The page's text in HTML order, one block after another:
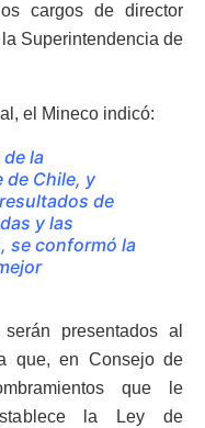
cargos de director
Superintendencia de
el Mineco indicó:
la
de Chile, y
de
y las
se conformó la
presentados al
que, en Consejo de
que le
la Ley de